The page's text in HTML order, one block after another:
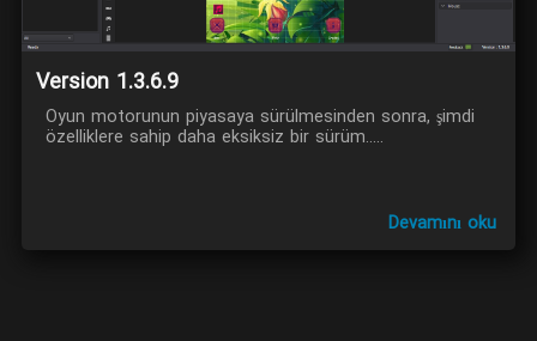
Version 1.3.6.9
Oyun motorunun piyasaya sürülmesinden sonra, şimdi
özelliklere sahip daha eksiksiz bir sürüm.....
Devamını oku